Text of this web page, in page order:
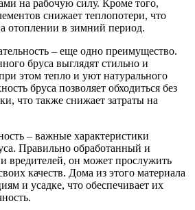
на рабочую силу. Кроме того,
снижает теплопотери, что
отоплении в зимний период.
– еще одно преимущество.
бруса выглядят стильно и
этом тепло и уют натурального
бруса позволяет обходиться без
что также снижает затраты на
– важные характеристики
Правильно обработанный и
вредителей, он может прослужить
качеств. Дома из этого материала
и усадке, что обеспечивает их